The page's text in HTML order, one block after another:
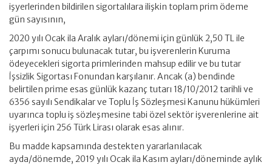
işyerlerinden bildirilen sigortalılara ilişkin toplam prim ödeme
gün sayısının,
2020 yılı Ocak ila Aralık ayları/dönemi için günlük 2,50 TL ile
çarpımı sonucu bulunacak tutar, bu işverenlerin Kuruma
ödeyecekleri sigorta primlerinden mahsup edilir ve bu tutar
İşsizlik Sigortası Fonundan karşılanır. Ancak (a) bendinde
belirtilen prime esas günlük kazanç tutarı 18/10/2012 tarihli ve
6356 sayılı Sendikalar ve Toplu İş Sözleşmesi Kanunu hükümleri
uyarınca toplu iş sözleşmesine tabi özel sektör işverenlerine ait
işyerleri için 256 Türk Lirası olarak esas alınır.
Bu madde kapsamında destekten yararlanılacak
ayda/dönemde, 2019 yılı Ocak ila Kasım ayları/döneminde aylık